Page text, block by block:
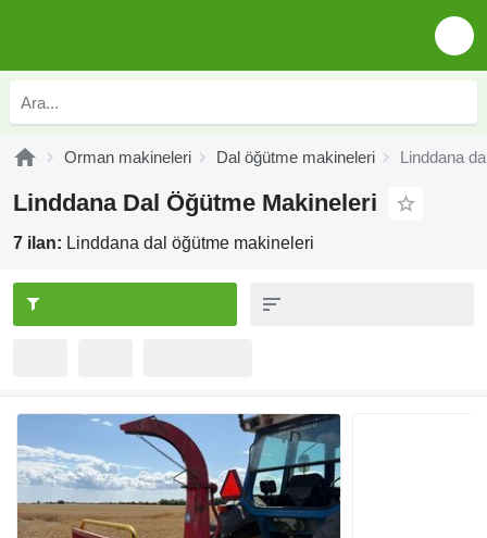
Orman makineleri Dal öğütme makineleri Linddana
Linddana Dal Öğütme Makineleri
7 ilan: Linddana dal öğütme makineleri